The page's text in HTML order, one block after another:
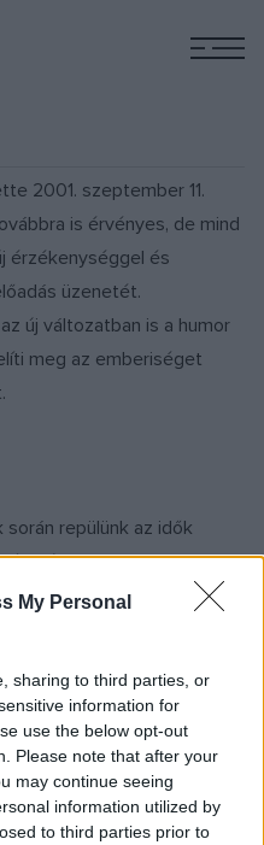
My Personal
sharing to third parties, or
information for
use the below opt-out
Please note that after your
may continue seeing
information utilized by
to third parties prior to
2001. szeptember 11.
is érvényes, de mind
érzékenységgel és
üzenetét.
új változatban is a humor
meg az emberiséget
repülünk az idők
gyémántporán repülünk a
angyalok vigyáznak ránk,
boldogság vár ezután rád
Péter, Lengyel Péter,